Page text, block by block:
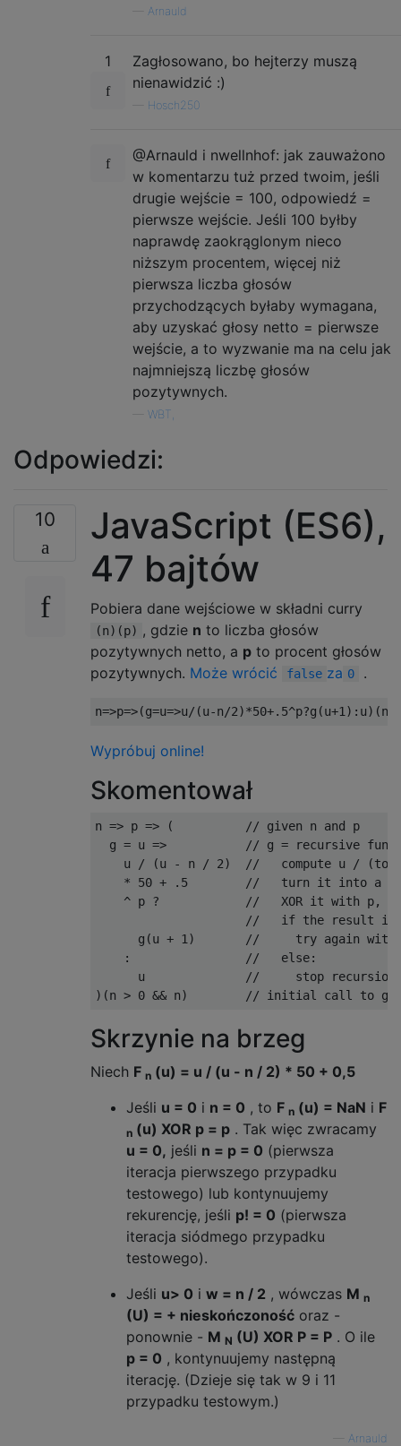
Arnauld
1
Zagłosowano, bo hejterzy muszą
nienawidzić :)
Hosch250
@Arnauld i nwellnhof: jak zauważono
w komentarzu tuż przed twoim, jeśli
drugie wejście = 100, odpowiedź =
pierwsze wejście. Jeśli 100 byłby
naprawdę zaokrąglonym nieco
niższym procentem, więcej niż
pierwsza liczba głosów
przychodzących byłaby wymagana,
aby uzyskać głosy netto = pierwsze
wejście, a to wyzwanie ma na celu jak
najmniejszą liczbę głosów
pozytywnych.
WBT,
Odpowiedzi:
10
JavaScript (ES6),
47 bajtów
Pobiera dane wejściowe w składni curry
(n)(p) , gdzie n to liczba głosów
pozytywnych netto, a p to procent głosów
pozytywnych. Może wrócić false za 0 .
n=>p=>(g=u=>u/(u-n/2)*50+. 5^p?g (u+1 ): u)(n
Wypróbuj online!
Skomentował
n => p => (
// given n and p
  g
= u =>
// g = recursive
    u
/ (u - n / 2)
//   compute u /
*
50 + . 5
//   turn it into a
^ p ?
//   XOR it with p,
//   if the result is
      g
(u + 1 )
//     try again with
:
//   else:
      u
//     stop recursion
)(n > 0 && n) // initial call to g()
Skrzynie na brzeg
Niech F n (u) = u / (u - n / 2) * 50 + 0,5
Jeśli u = 0 i n = 0 , to F n (u) = NaN i F
n (u) XOR p = p . Tak więc zwracamy
u = 0, jeśli n = p = 0 (pierwsza
iteracja pierwszego przypadku
testowego) lub kontynuujemy
rekurencję, jeśli p! = 0 (pierwsza
iteracja siódmego przypadku
testowego).
Jeśli u> 0 i w = n / 2 , wówczas M n
(U) = + nieskończoność oraz -
ponownie - M N (U) XOR P = P . O ile
p = 0 , kontynuujemy następną
iterację. (Dzieje się tak w 9 i 11
przypadku testowym.)
Arnauld